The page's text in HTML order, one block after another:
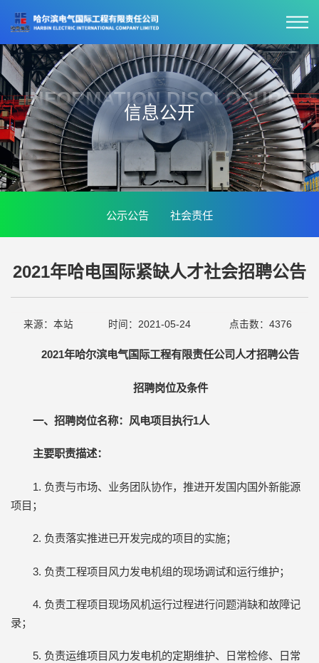
INFORMATION DISCLOSURE
信息公开
公示公告 社会责任
2021年哈电国际紧缺人才社会招聘公告
来源：本站 时间：2021-05-24 点击数： 4376
2021年哈尔滨电气国际工程有限责任公司人才招聘公告
招聘岗位及条件
一、 招聘岗位名称：风电项目执行1人
主要职责描述：
1. 负责与市场、业务团队协作，推进开发国内国外新能源
项目；
2. 负责落实推进已开发完成的项目的实施；
3. 负责工程项目风力发电机组的现场调试和运行维护；
4. 负责工程项目现场风机运行过程进行问题消缺和故障记
录；
5. 负责运维项目风力发电机的定期维护、日常检修、日常